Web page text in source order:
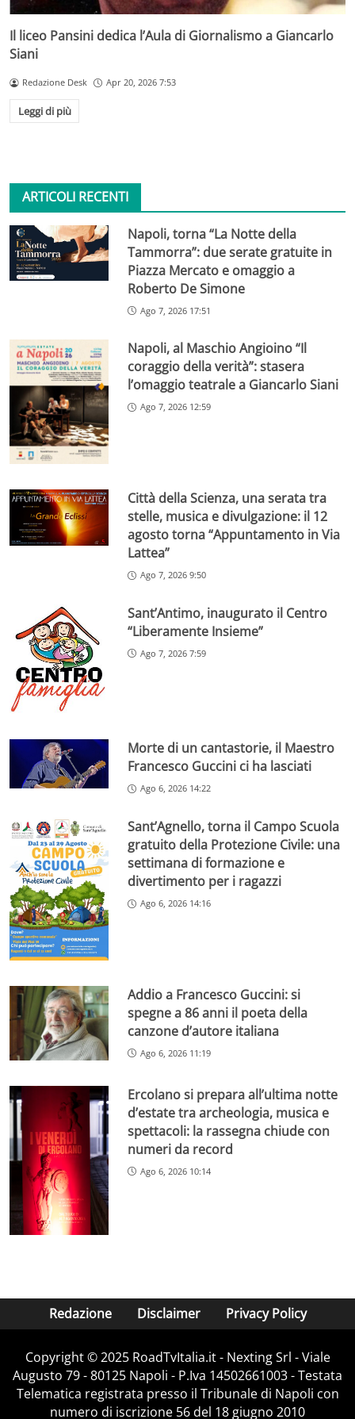
Il liceo Pansini dedica l’Aula di Giornalismo a Giancarlo
Siani
Redazione Desk Apr 20, 2026 7:53
Leggi di più
ARTICOLI RECENTI
Napoli, torna “La Notte della
Tammorra”: due serate gratuite in
Piazza Mercato e omaggio a
Roberto De Simone
Ago 7, 2026 17:51
Napoli, al Maschio Angioino “Il
coraggio della verità”: stasera
l’omaggio teatrale a Giancarlo Siani
Ago 7, 2026 12:59
Città della Scienza, una serata tra
stelle, musica e divulgazione: il 12
agosto torna “Appuntamento in Via
Lattea”
Ago 7, 2026 9:50
Sant’Antimo, inaugurato il Centro
“Liberamente Insieme”
Ago 7, 2026 7:59
Morte di un cantastorie, il Maestro
Francesco Guccini ci ha lasciati
Ago 6, 2026 14:22
Sant’Agnello, torna il Campo Scuola
gratuito della Protezione Civile: una
settimana di formazione e
divertimento per i ragazzi
Ago 6, 2026 14:16
Addio a Francesco Guccini: si
spegne a 86 anni il poeta della
canzone d’autore italiana
Ago 6, 2026 11:19
Ercolano si prepara all’ultima notte
d’estate tra archeologia, musica e
spettacoli: la rassegna chiude con
numeri da record
Ago 6, 2026 10:14
Redazione Disclaimer Privacy Policy
Copyright ©️ 2025 RoadTvItalia.it - Nexting Srl - Viale
Augusto 79 - 80125 Napoli - P.Iva 14502661003 - Testata
Telematica registrata presso il Tribunale di Napoli con
numero di iscrizione 56 del 18 giugno 2010